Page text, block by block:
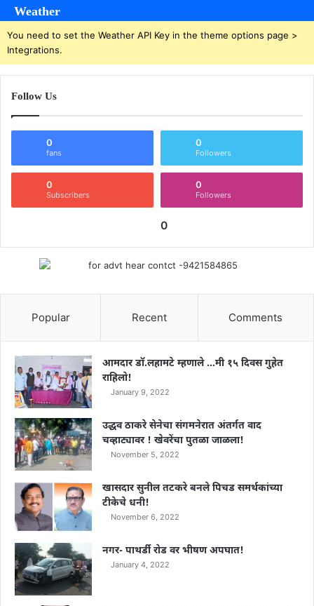
Weather
You need to set the Weather API Key in the theme options page >
Integrations.
Follow Us
0
fans
0
Followers
0
Subscribers
0
Followers
0
Popular Recent Comments
आमदार डॉ.लहामटे म्हणाले …मी १५ दिवस गुहेत
राहिलो!
January 9, 2022
उद्धव ठाकरे सेनेचा संगमनेरात अंतर्गत वाद
चव्हाट्यावर ! खेवरेंचा पुतळा जाळला!
November 5, 2022
खासदार सुनील तटकरे बनले पिचड समर्थकांच्या
टीकेचे धनी!
November 6, 2022
नगर- पाथर्डी रोड वर भीषण अपघात!
January 4, 2022